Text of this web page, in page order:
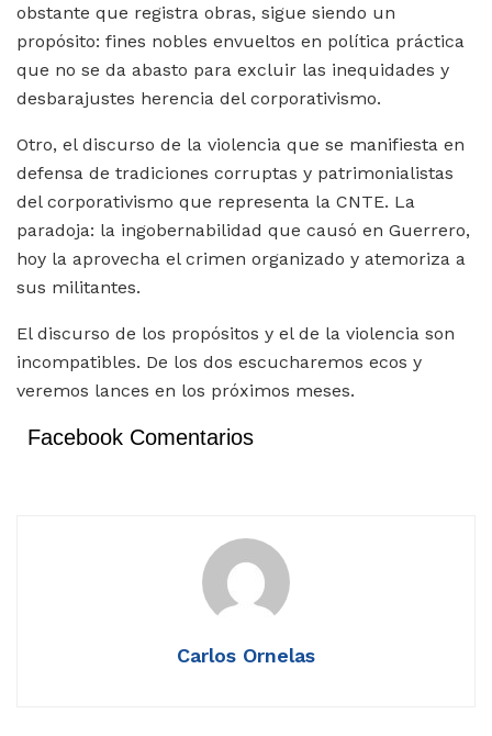
obstante que registra obras, sigue siendo un
propósito: fines nobles envueltos en política práctica
que no se da abasto para excluir las inequidades y
desbarajustes herencia del corporativismo.
Otro, el discurso de la violencia que se manifiesta en
defensa de tradiciones corruptas y patrimonialistas
del corporativismo que representa la CNTE. La
paradoja: la ingobernabilidad que causó en Guerrero,
hoy la aprovecha el crimen organizado y atemoriza a
sus militantes.
El discurso de los propósitos y el de la violencia son
incompatibles. De los dos escucharemos ecos y
veremos lances en los próximos meses.
Facebook Comentarios
Carlos Ornelas